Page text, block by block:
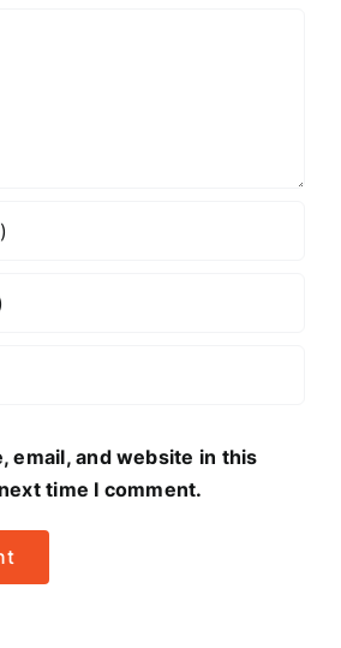
email, and website in this
time I comment.